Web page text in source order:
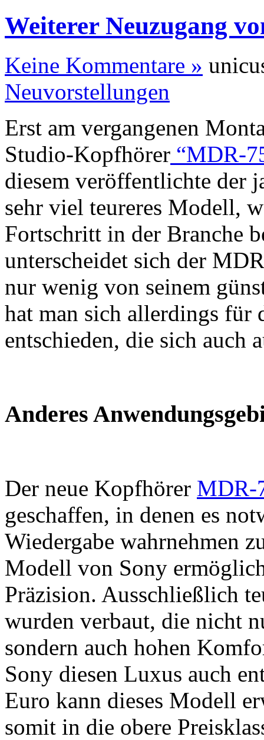
Weiterer Neuzugang
Keine Kommentare »
Neuvorstellungen
Erst am vergangenen
Studio-Kopfhörer “MDR-
diesem veröffentlichte der
sehr viel teureres Modell,
Fortschritt in der Branche
unterscheidet sich der
nur wenig von seinem
hat man sich allerdings für
entschieden, die sich auch
Anderes
Der neue Kopfhörer MDR-
geschaffen, in denen es
Wiedergabe wahrnehmen
Modell von Sony
Präzision. Ausschließlich
wurden verbaut, die nicht
sondern auch hohen
Sony diesen Luxus auch
Euro kann dieses Modell
somit in die obere